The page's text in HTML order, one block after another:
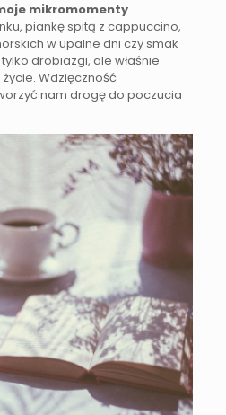
mikromomenty
piankę spitą z cappuccino,
w upalne dni czy smak
drobiazgi, ale właśnie
życie. Wdzięczność
nam drogę do poczucia